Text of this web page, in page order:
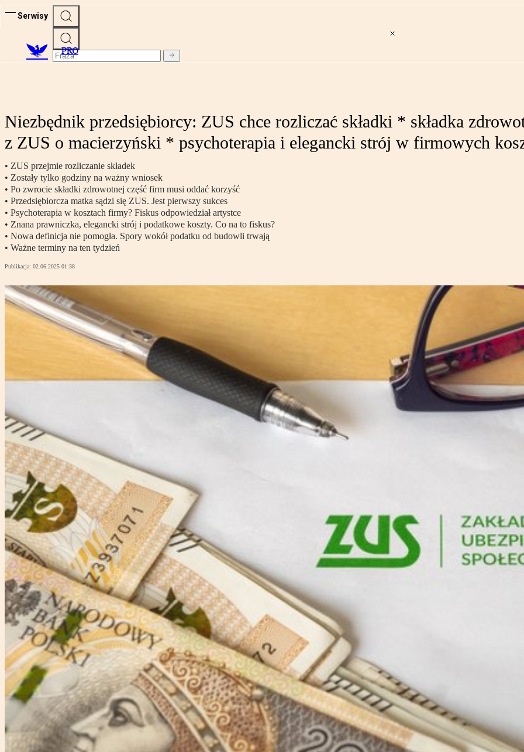
Serwisy
PRO
Niezbędnik przedsiębiorcy: ZUS chce rozliczać składki * składka
z ZUS o macierzyński * psychoterapia i elegancki strój w firmowych
• ZUS przejmie rozliczanie składek
• Zostały tylko godziny na ważny wniosek
• Po zwrocie składki zdrowotnej część firm musi oddać korzyść
• Przedsiębiorcza matka sądzi się ZUS. Jest pierwszy sukces
• Psychoterapia w kosztach firmy? Fiskus odpowiedział artystce
• Znana prawniczka, elegancki strój i podatkowe koszty. Co na to fiskus?
• Nowa definicja nie pomogła. Spory wokół podatku od budowli trwają
• Ważne terminy na ten tydzień
Publikacja: 02.06.2025 01:38